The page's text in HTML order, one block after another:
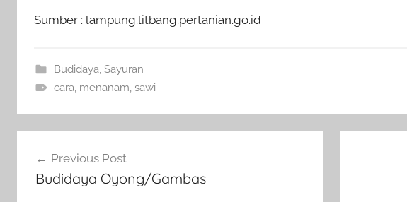
Sumber : lampung.litbang.pertanian.go.id
Budidaya, Sayuran
cara, menanam, sawi
pos Previous Post
Budidaya Oyong/Gambas